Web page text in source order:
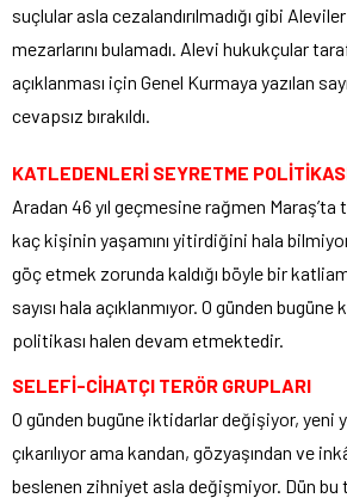
suçlular asla cezalandırılmadığı gibi
mezarlarını bulamadı. Alevi hukukçular
açıklanması için Genel Kurmaya yazılan
cevapsız bırakıldı.
KATLEDENLERİ SEYRETME
Aradan 46 yıl geçmesine rağmen
kaç kişinin yaşamını yitirdiğini hala
göç etmek zorunda kaldığı böyle bir
sayısı hala açıklanmıyor. O günden
politikası halen devam etmektedir.
SELEFİ-CİHATÇI TERÖR GRUPLARI
O günden bugüne iktidarlar değişiyor, yeni
çıkarılıyor ama kandan, gözyaşından ve
beslenen zihniyet asla değişmiyor. Dün bu